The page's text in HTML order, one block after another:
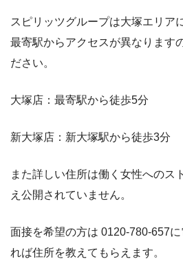
スピリッツグループは大塚エリア
最寄駅からアクセスが異なります
ださい。
大塚店：最寄駅から徒歩5分
新大塚店：新大塚駅から徒歩3分
また詳しい住所は働く女性へのス
え公開されていません。
面接を希望の方は 0120-780-657
れば住所を教えてもらえます。